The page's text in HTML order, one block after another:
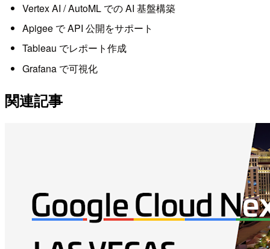
Vertex AI / AutoML での AI 基盤構築
Apigee で API 公開をサポート
Tableau でレポート作成
Grafana で可視化
関連記事